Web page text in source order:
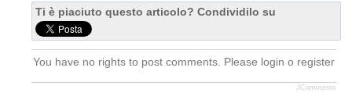
Ti è piaciuto questo articolo? Condividilo su
You have no rights to post comments. Please login o register
JComments